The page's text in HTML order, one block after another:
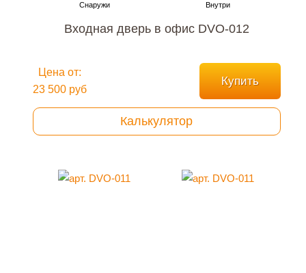
Входная дверь в офис DVO-012
Цена от:
23 500 руб
Купить
Калькулятор